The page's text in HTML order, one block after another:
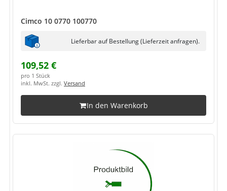
Cimco 10 0770 100770
Lieferbar auf Bestellung (Lieferzeit anfragen).
109,52 €
pro 1 Stück
inkl. MwSt. zzgl. Versand
In den Warenkorb